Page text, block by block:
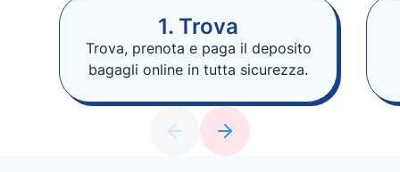
1. Trova
Trova, prenota e paga il deposito
bagagli online in tutta sicurezza.